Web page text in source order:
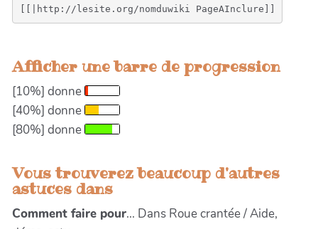
Afficher une barre de progression
[10%] donne
[40%] donne
[80%] donne
Vous trouverez beaucoup d'autres
astuces dans
Comment faire pour... Dans Roue crantée / Aide,